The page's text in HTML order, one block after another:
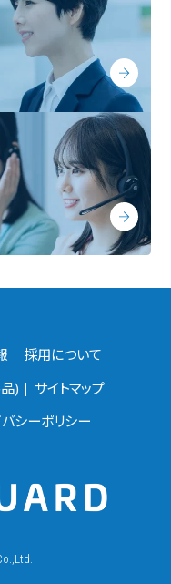
採用について
) サイトマップ
シーポリシー